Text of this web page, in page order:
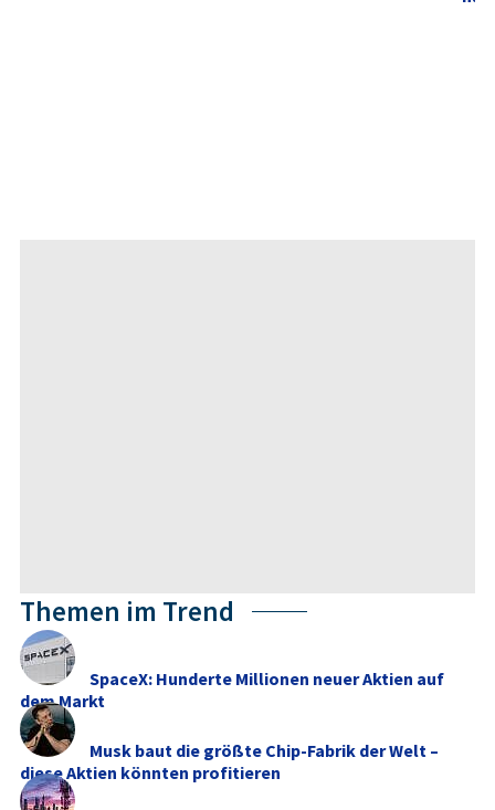
Themen im Trend
SpaceX: Hunderte Millionen neuer Aktien auf
dem Markt
Musk baut die größte Chip-Fabrik der Welt –
diese Aktien könnten profitieren